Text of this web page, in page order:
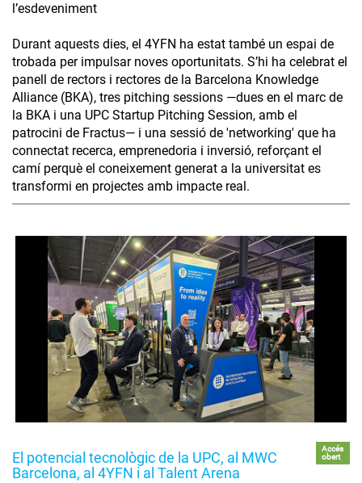
l’esdeveniment
Durant aquests dies, el 4YFN ha estat també un espai de
trobada per impulsar noves oportunitats. S’hi ha celebrat el
panell de rectors i rectores de la Barcelona Knowledge
Alliance (BKA), tres pitching sessions —dues en el marc de
la BKA i una UPC Startup Pitching Session, amb el
patrocini de Fractus— i una sessió de 'networking' que ha
connectat recerca, emprenedoria i inversió, reforçant el
camí perquè el coneixement generat a la universitat es
transformi en projectes amb impacte real.
El potencial tecnològic de la UPC, al MWC
Barcelona, al 4YFN i al Talent Arena
Accés
obert